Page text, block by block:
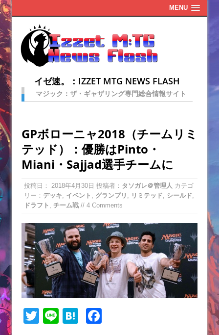
MENU
イゼ速。：IZZET MTG NEWS FLASH
マジック：ザ・ギャザリング専門総合情報サイト
GPボローニャ2018（チームリミ
テッド）：優勝はPinto・
Miani・Sajjad選手チームに
投稿日： 2018年4月30日 投稿者： タソガレ＠管理人 カテゴ
リー： デッキ イベント グランプリ リミテッド シールド
ドラフト
チーム戦 // 4 Comments
T
Li
H